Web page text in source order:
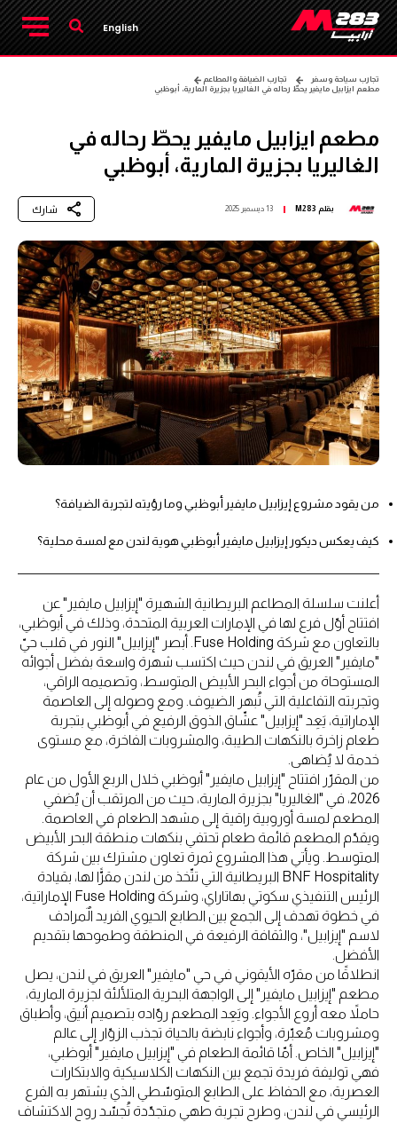
English
تجارب سياحة وسفر
تجارب الضيافة والمطاعم
مطعم ايزابيل مايفير يحطّ رحاله في الغاليريا بجزيرة المارية، أبوظبي
مطعم ايزابيل مايفير يحطّ رحاله في
الغاليريا بجزيرة المارية، أبوظبي
بقلم M283 13 ديسمبر 2025 شارك
من يقود مشروع إيزابيل مايفير أبوظبي وما رؤيته لتجربة الضيافة؟
كيف يعكس ديكور إيزابيل مايفير أبوظبي هوية لندن مع لمسة محلية؟
أعلنت سلسلة المطاعم البريطانية الشهيرة "إيزابيل مايفير" عن
افتتاح أوّل فرع لها في الإمارات العربية المتحدة، وذلك في أبوظبي،
بالتعاون مع شركة Fuse Holding. أبصر "إيزابيل" النور في قلب حيّ
"مايفير" العريق في لندن حيث اكتسب شهرة واسعة بفضل أجوائه
المستوحاة من أجواء البحر الأبيض المتوسط، وتصميمه الراقي،
وتجربته التفاعلية التي تُبهر الضيوف. ومع وصوله إلى العاصمة
الإماراتية، يَعِد "إيزابيل" عشّاق الذوق الرفيع في أبوظبي بتجربة
طعام زاخرة بالنكهات الطيبة، والمشروبات الفاخرة، مع مستوى
خدمة لا يُضاهى.
من المقرّر افتتاح "إيزابيل مايفير" أبوظبي خلال الربع الأول من عام
2026، في "الغاليريا" بجزيرة المارية، حيث من المرتقب أن يُضفي
المطعم لمسة أوروبية راقية إلى مشهد الطعام في العاصمة.
ويقدّم المطعم قائمة طعام تحتفي بنكهات منطقة البحر الأبيض
المتوسط. ويأتي هذا المشروع ثمرة تعاون مشترك بين شركة
BNF Hospitality البريطانية التي تتّخذ من لندن مقرًّا لها، بقيادة
الرئيس التنفيذي سكوتي بهاتاراي، وشركة Fuse Holding الإماراتية،
في خطوة تهدف إلى الجمع بين الطابع الحيوي الفريد الٌمرادف
لاسم "إيزابيل"، والثقافة الرفيعة في المنطقة وطموحها بتقديم
الأفضل.
انطلاقًا من مقرّه الأيقوني في حي "مايفير" العريق في لندن، يصل
مطعم "إيزابيل مايفير" إلى الواجهة البحرية المتلألئة لجزيرة المارية،
حاملاً معه أروع الأجواء. ويَعِد المطعم روّاده بتصميم أنيق، وأطباق
ومشروبات مُعبّرة، وأجواء نابضة بالحياة تجذب الزوّار إلى عالم
"إيزابيل" الخاص. أمّا قائمة الطعام في "إيزابيل مايفير" أبوظبي،
فهي توليفة فريدة تجمع بين النكهات الكلاسيكية والابتكارات
العصرية، مع الحفاظ على الطابع المتوسّطي الذي يشتهر به الفرع
الرئيسي في لندن، وطرح تجربة طهي متجدّدة تُجسّد روح الاكتشاف